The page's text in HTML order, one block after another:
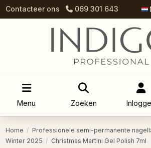
Contacteer ons 069 301 643
Menu Zoeken
Home
Professionele semi-permanente
Winter 2025
Christmas Martini Gel Polish 7ml